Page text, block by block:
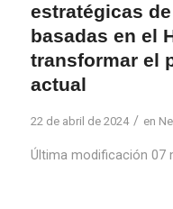
estratégicas
basadas en el
transformar el
actual
22 de abril de 2024 / en
Última modificación 07